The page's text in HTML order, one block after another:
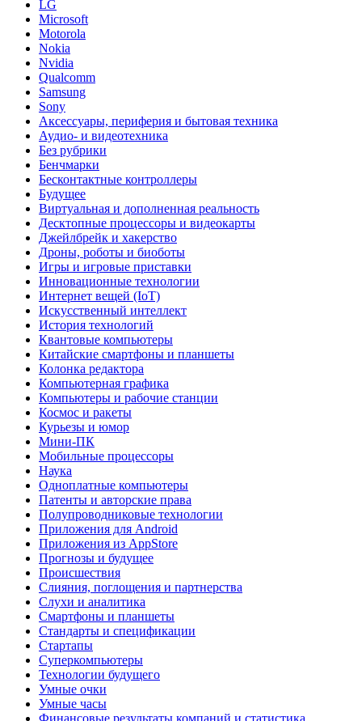
LG
Microsoft
Motorola
Nokia
Nvidia
Qualcomm
Samsung
Sony
Аксессуары, периферия и бытовая техника
Аудио- и видеотехника
Без рубрики
Бенчмарки
Бесконтактные контроллеры
Будущее
Виртуальная и дополненная реальность
Десктопные процессоры и видеокарты
Джейлбрейк и хакерство
Дроны, роботы и биоботы
Игры и игровые приставки
Инновационные технологии
Интернет вещей (IoT)
Искусственный интеллект
История технологий
Квантовые компьютеры
Китайские смартфоны и планшеты
Колонка редактора
Компьютерная графика
Компьютеры и рабочие станции
Космос и ракеты
Курьезы и юмор
Мини-ПК
Мобильные процессоры
Наука
Одноплатные компьютеры
Патенты и авторские права
Полупроводниковые технологии
Приложения для Android
Приложения из AppStore
Прогнозы и будущее
Происшествия
Слияния, поглощения и партнерства
Слухи и аналитика
Смартфоны и планшеты
Стандарты и спецификации
Стартапы
Суперкомпьютеры
Технологии будущего
Умные очки
Умные часы
Финансовые результаты компаний и статистика